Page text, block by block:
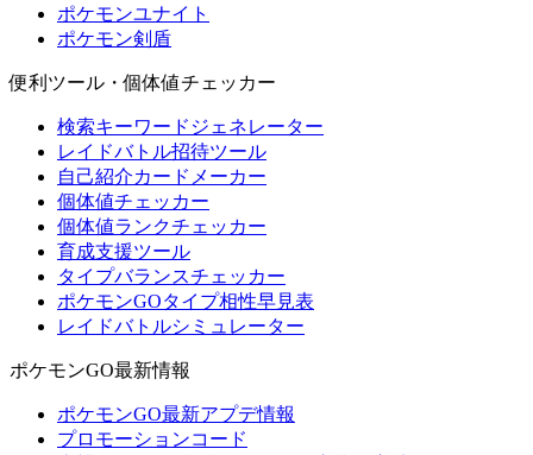
ポケモンユナイト
ポケモン剣盾
便利ツール・個体値チェッカー
検索キーワードジェネレーター
レイドバトル招待ツール
自己紹介カードメーカー
個体値チェッカー
個体値ランクチェッカー
育成支援ツール
タイプバランスチェッカー
ポケモンGOタイプ相性早見表
レイドバトルシミュレーター
ポケモンGO最新情報
ポケモンGO最新アプデ情報
プロモーションコード